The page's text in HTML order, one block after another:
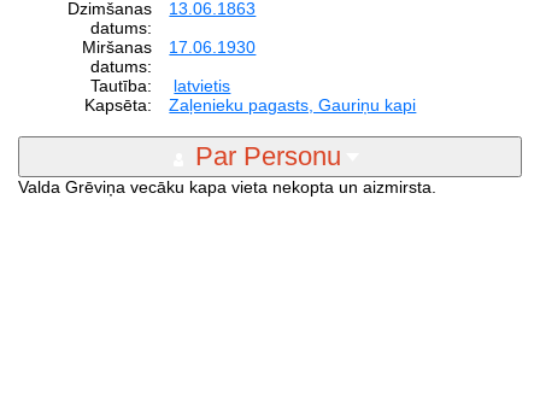
Dzimšanas
datums:
13.06.1863
Miršanas
datums:
17.06.1930
Tautība:
latvietis
Kapsēta:
Zaļenieku pagasts, Gauriņu kapi
Par Personu
Valda Grēviņa vecāku kapa vieta nekopta un aizmirsta.